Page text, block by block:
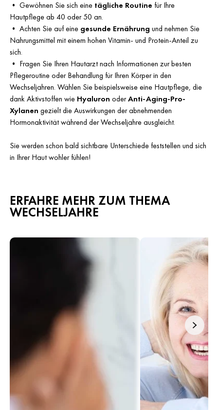
• Gewöhnen Sie sich eine tägliche Routine für Ihre
Hautpflege ab 40 oder 50 an.
• Achten Sie auf eine gesunde Ernährung und nehmen Sie
Nahrungsmittel mit einem hohen Vitamin- und Protein-Anteil zu
sich.
• Fragen Sie Ihren Hautarzt nach Informationen zur besten
Pflegeroutine oder Behandlung für Ihren Körper in den
Wechseljahren. Wählen Sie beispielsweise eine Hautpflege, die
dank Aktivstoffen wie Hyaluron oderAnti-Aging-Pro-
Xylanen gezielt die Auswirkungen der abnehmenden
Hormonaktivität während der Wechseljahre ausgleicht.
Sie werden schon bald sichtbare Unterschiede feststellen und sich
in Ihrer Haut wohler fühlen!
ERFAHRE MEHR ZUM THEMA
WECHSELJAHRE